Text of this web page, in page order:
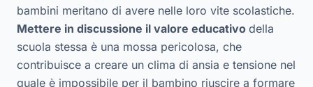
bambini meritano di avere nelle loro vite scolastiche.
Mettere in discussione il valore educativo della
scuola stessa è una mossa pericolosa, che
contribuisce a creare un clima di ansia e tensione nel
quale è impossibile per il bambino riuscire a formare